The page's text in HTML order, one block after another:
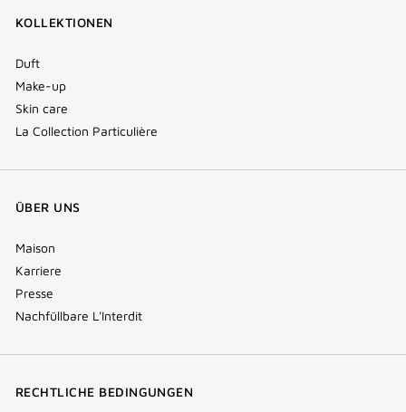
KOLLEKTIONEN
Duft
Make-up
Skin care
La Collection Particulière
ÜBER UNS
Maison
Karriere
Presse
Nachfüllbare L'Interdit
RECHTLICHE BEDINGUNGEN